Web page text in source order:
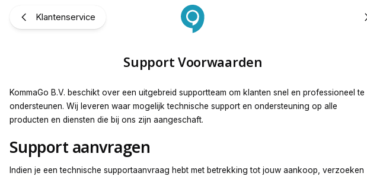
Klantenservice Support Voorwaarden
Support Voorwaarden
KommaGo B.V. beschikt over een uitgebreid supportteam om klanten snel en professioneel te
ondersteunen. Wij leveren waar mogelijk technische support en ondersteuning op alle
producten en diensten die bij ons zijn aangeschaft.
Support aanvragen
Indien je een technische supportaanvraag hebt met betrekking tot jouw aankoop, verzoeken